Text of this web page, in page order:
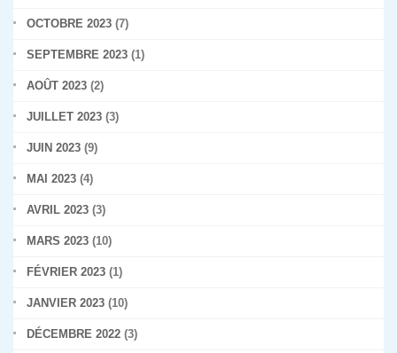
OCTOBRE 2023 (7)
SEPTEMBRE 2023 (1)
AOÛT 2023 (2)
JUILLET 2023 (3)
JUIN 2023 (9)
MAI 2023 (4)
AVRIL 2023 (3)
MARS 2023 (10)
FÉVRIER 2023 (1)
JANVIER 2023 (10)
DÉCEMBRE 2022 (3)